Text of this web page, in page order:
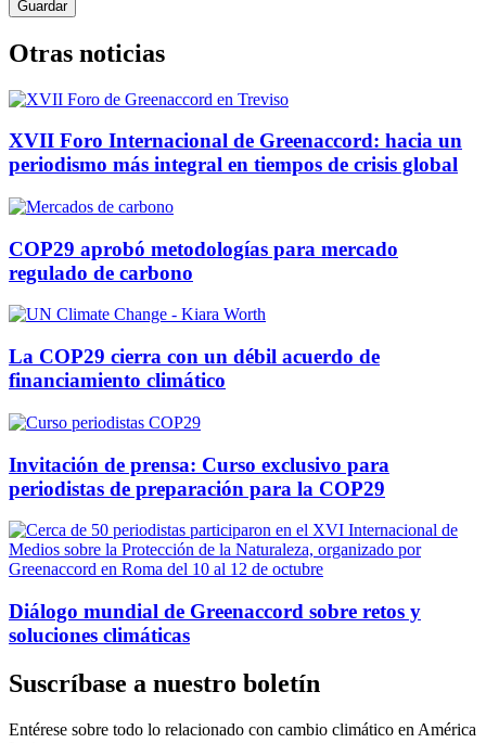
Otras noticias
XVII Foro Internacional de Greenaccord: hacia un
periodismo más integral en tiempos de crisis global
COP29 aprobó metodologías para mercado
regulado de carbono
La COP29 cierra con un débil acuerdo de
financiamiento climático
Invitación de prensa: Curso exclusivo para
periodistas de preparación para la COP29
Diálogo mundial de Greenaccord sobre retos y
soluciones climáticas
Suscríbase a nuestro boletín
Entérese sobre todo lo relacionado con cambio climático en América